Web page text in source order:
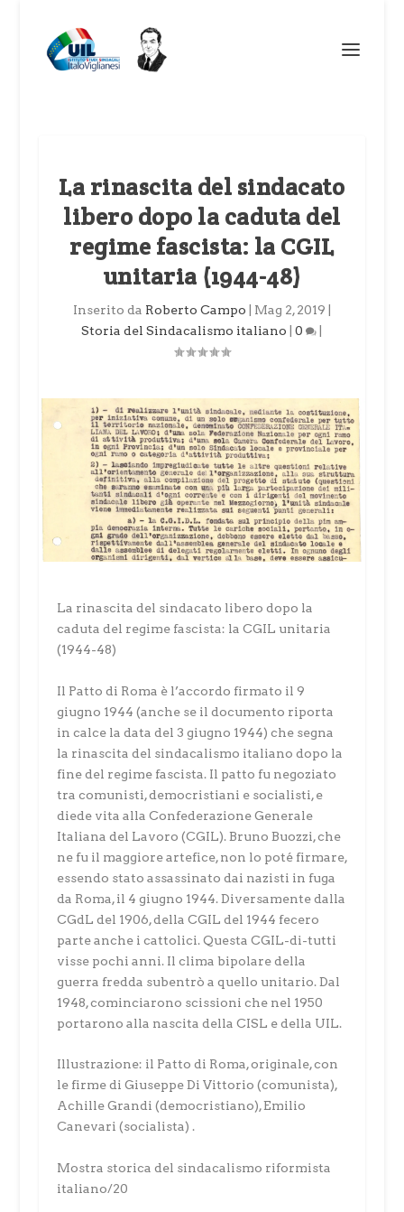
La rinascita del sindacato
libero dopo la caduta del
regime fascista: la CGIL
unitaria (1944-48)
Inserito da Roberto Campo Mag 2, 2019
Storia del Sindacalismo italiano |0
La rinascita del sindacato libero dopo la
caduta del regime fascista: la CGIL unitaria
(1944-48)
Il Patto di Roma è l’accordo firmato il 9
giugno 1944 (anche se il documento riporta
in calce la data del 3 giugno 1944) che segna
la rinascita del sindacalismo italiano dopo la
fine del regime fascista. Il patto fu negoziato
tra comunisti, democristiani e socialisti, e
diede vita alla Confederazione Generale
Italiana del Lavoro (CGIL). Bruno Buozzi, che
ne fu il maggiore artefice, non lo poté firmare,
essendo stato assassinato dai nazisti in fuga
da Roma, il 4 giugno 1944. Diversamente dalla
CGdL del 1906, della CGIL del 1944 fecero
parte anche i cattolici. Questa CGIL-di-tutti
visse pochi anni. Il clima bipolare della
guerra fredda subentrò a quello unitario. Dal
1948, cominciarono scissioni che nel 1950
portarono alla nascita della CISL e della UIL.
Illustrazione: il Patto di Roma, originale, con
le firme di Giuseppe Di Vittorio (comunista),
Achille Grandi (democristiano), Emilio
Canevari (socialista) .
Mostra storica del sindacalismo riformista
italiano/20